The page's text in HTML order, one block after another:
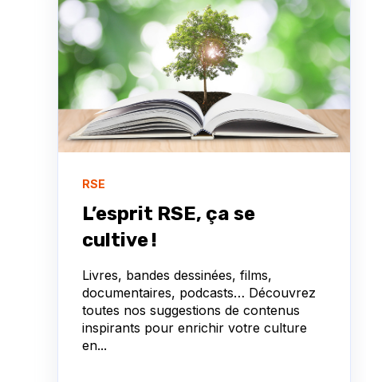
RSE
L’esprit RSE, ça se
cultive !
Livres, bandes dessinées, films,
documentaires, podcasts… Découvrez
toutes nos suggestions de contenus
inspirants pour enrichir votre culture
en...